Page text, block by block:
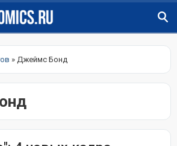
» Джеймс Бонд